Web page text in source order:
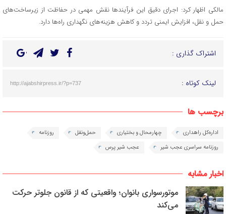
مالکی اظهار کرد: اجرای دقیق این فرآیندها نقش مهمی در حفاظت از زیرساخت‌های
حمل‌ و نقل، افزایش ایمنی تردد و کاهش هزینه‌های نگهداری راه‌ها دارد.
اشتراک گذاری :
لینک کوتاه : http://ajabshirpress.ir/?p=737
برچسب ها
اداره‌کل راهداری چهارمحال و بختیاری حمل‌و‌نقل
روزنامه
روزنامه سراسری عجب شیر
عجب شیر پرس
اخبار مشابه
موتورسواری بانوان؛ واقعیتی که از قانون جلوتر حرکت
می‌کند